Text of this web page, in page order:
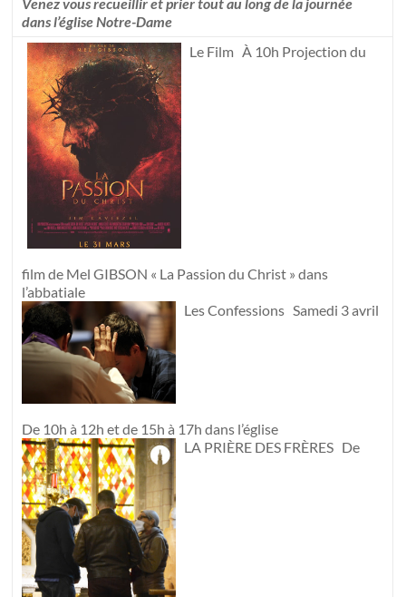
dans l’église Notre-Dame
Le Film À 10h Projection du
film de Mel GIBSON « La Passion du Christ » dans
l’abbatiale
Les Confessions Samedi 3 avril
De 10h à 12h et de 15h à 17h dans l’église
LA PRIÈRE DES FRÈRES De